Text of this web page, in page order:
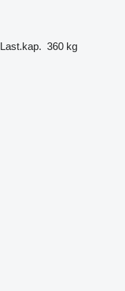
Last.kap. 360 kg